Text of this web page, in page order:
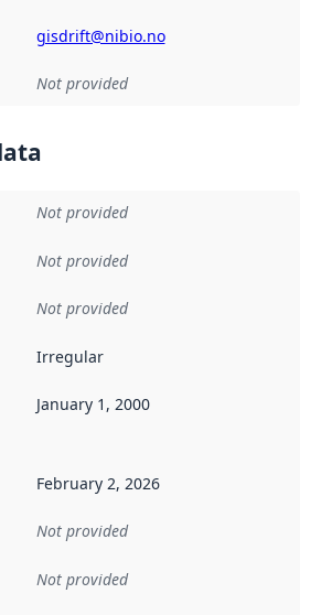
gisdrift@nibio.no
Not provided
Not provided
Not provided
Not provided
Irregular
date indicates when the data in this
January 1, 2000
February 2, 2026
Not provided
Not provided